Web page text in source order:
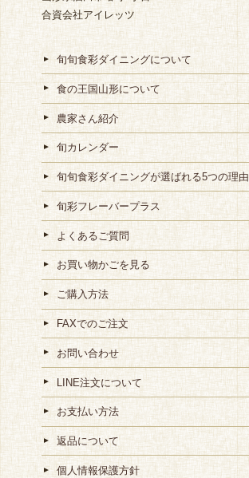
合資会社アイレッツ
旬旬食彩ダイニングについて
食の王国山形について
農家さん紹介
旬カレンダー
旬旬食彩ダイニングが選ばれる5つの理由
旬彩フレーバープラス
よくあるご質問
お買い物かごを見る
ご購入方法
FAXでのご注文
お問い合わせ
LINE注文について
お支払い方法
返品について
個人情報保護方針